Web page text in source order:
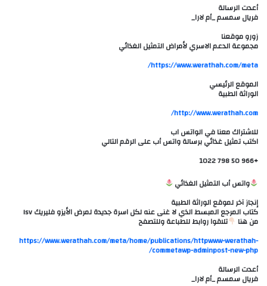
أعدت الرسالة
فريال سمسم _أم لارا_
زورو موقعنا
مجموعة الدعم الاسري لأمراض التمثيل الغذائي
الموقع الرئيسي
الوراثة الطبية
للاشتراك معنا في الواتس اب
اكتب تمثيل غذائي برسالة واتس أب على الرقم التالي
+966 50 798 1022
واتس أب التمثيل الغذائي
إنجاز آخر لموقع الوراثة الطبية
كتاب المرجع المبسط الذي لا غنى عنه لكل اسرة جديدة لمرض الأيزو فليريك Isv
من هنا
تلاقوا روابط للطباعة وللتصفح
https://www.werathah.com/meta/home/publications/httpwww-werathah-
commetawp-adminpost-new-php/
أعدت الرسالة
فريال سمسم _أم لارا_